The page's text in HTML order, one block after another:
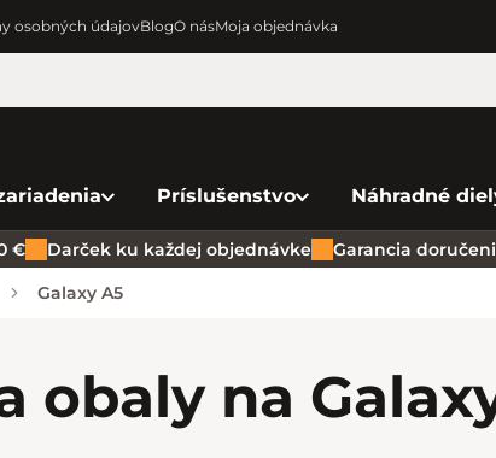
osobných údajovBlogO násMoja objednávka
Príslušenstvo Náhradné
€ Darček ku každej objednávke Garancia
Galaxy A5
obaly na